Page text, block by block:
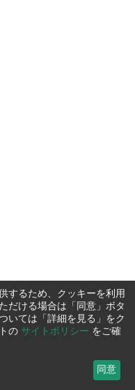
するため、クッキーを利用
だける場合は「同意」ボタ
いては「詳細を見る」をク
の サイトポリシー をご確
同意